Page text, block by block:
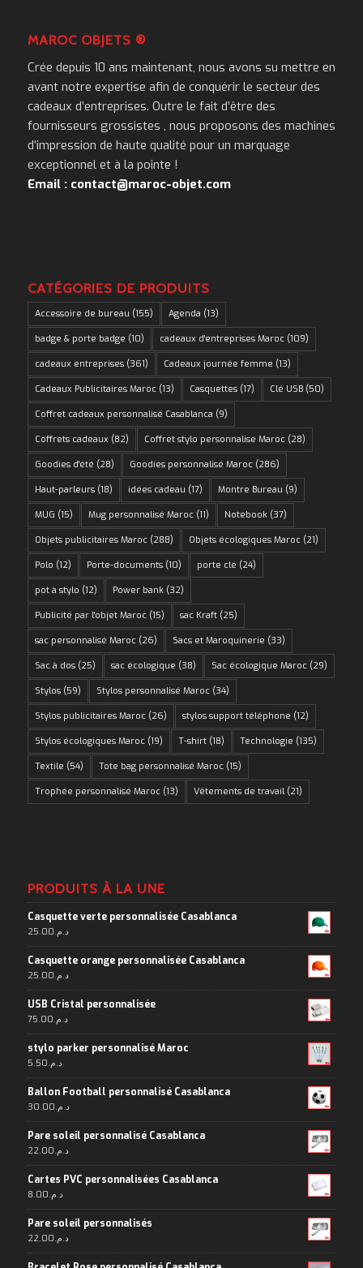
MAROC OBJETS ®
Crée depuis 10 ans maintenant, nous avons su mettre en
avant notre expertise afin de conquérir le secteur des
cadeaux d’entreprises. Outre le fait d’être des
fournisseurs grossistes , nous proposons des machines
d’impression de haute qualité pour un marquage
exceptionnel et à la pointe !
Email : contact@maroc-objet.com
CATÉGORIES DE PRODUITS
Accessoire de bureau (155) Agenda (13)
badge & porte badge (10) cadeaux d'entreprises Maroc(109)
cadeaux entreprises(361) Cadeaux journée femme (13)
Cadeaux Publicitaires Maroc(13) Casquettes(17) Clé USB(50)
Coffret cadeaux personnalisé Casablanca (9)
Coffrets cadeaux (82) Coffret stylo personnalise Maroc(28)
Goodies d'été (28) Goodies personnalisé Maroc(286)
Haut-parleurs(18) idées cadeau (17) Montre Bureau (9)
MUG (15) Mug personnalisé Maroc(11) Notebook(37)
Objets publicitaires Maroc(288) Objets écologiques Maroc(21)
Polo (12) Porte-documents(10) porte clé (24)
pot à stylo (12) Power bank(32)
Publicité par l'objet Maroc(15) sac Kraft(25)
sac personnalisé Maroc(26) Sacs et Maroquinerie (33)
Sac à dos(25) sac écologique (38) Sac écologique Maroc(29)
Stylos(59) Stylos personnalisé Maroc(34)
Stylos publicitaires Maroc(26) stylos support téléphone (12)
Stylos écologiques Maroc(19) T-shirt(18) Technologie (135)
Textile (54) Tote bag personnalisé Maroc(15)
Trophée personnalisé Maroc(13) Vêtements de travail(21)
PRODUITS À LA UNE
Casquette verte personnalisée Casablanca
د.م.25.00
Casquette orange personnalisée Casablanca
د.م.25.00
USB Cristal personnalisée
د.م.75.00
stylo parker personnalisé Maroc
د.م.5.50
Ballon Football personnalisé Casablanca
د.م.30.00
Pare soleil personnalisé Casablanca
د.م.22.00
Cartes PVC personnalisées Casablanca
د.م.8.00
Pare soleil personnalisés
د.م.22.00